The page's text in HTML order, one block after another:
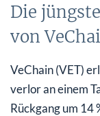
Marktanalyse
Implikationen
Die
von
VeChain (VET)
verlor an einem
Rückgang um 14